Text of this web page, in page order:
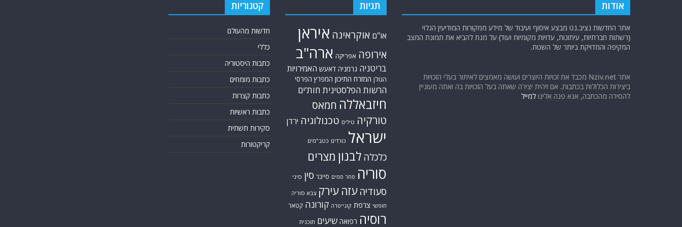
אודות
אתר החדשות נציב.נט מבצע איסוף ועיבוד של מידע ממקורות המודיעין הגלוי
(רשתות חברתיות, עיתונות, עדויות מקומיות ועוד) על מנת להביא את תמונת המצב
המקיפה והמדויקת ביותר של השטח.
אתר Nziv.net מכבד את זכויות היוצרים ועושה מאמצים לאיתור בעלי הזכויות
ביצירות הכלולות בכתבות. אם זיהית יצירה שאתה בעל הזכויות בה ואתה מעוניין
להסירה מהכתבה, אנא פנה אלינו למייל
תגיות
או"ם אוקראינה איראן
אירופה אפריקה ארה"ב
בריטניה גרמניה דאעש האמירויות
הגולן המזרח התיכון המפרץ הפרסי
הרשות הפלסטינית חות'ים
חיזבאללה חמאס
טורקיה טילים טכנולוגיה ירדן
ישראל כורדים כטב"מים
כלכלה לבנון מצרים
סוריה סחר סמים סייבר סין סיני
סעודיה עזה עירק צבא סוריה
חופשי צרפת קונייטרה קורונה קטאר
רוסיה רפואה שיעים תוכנית
קטגוריות
חדשות מהעולם
כללי
כתבות היסטוריה
כתבות מומחים
כתבות קצרות
כתבות ראשיות
סקירות תשתית
קריקטורות